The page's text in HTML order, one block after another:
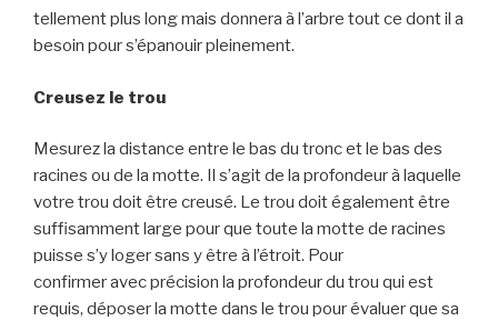
tellement plus long mais donnera à l’arbre tout ce dont il a
besoin pour s’épanouir pleinement.
Creusez le trou
Mesurez la distance entre le bas du tronc et le bas des
racines ou de la motte. Il s’agit de la profondeur à laquelle
votre trou doit être creusé. Le trou doit également être
suffisamment large pour que toute la motte de racines
puisse s’y loger sans yêtre à l’étroit. Pour
confirmeravecprécision la profondeurdu trou qui est
requis, déposer la motte dans le trou pour évaluer que sa